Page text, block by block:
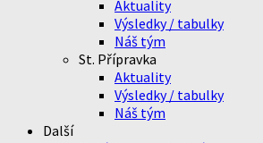
Aktuality
Výsledky / tabulky
Náš tým
St. Přípravka
Aktuality
Výsledky / tabulky
Náš tým
Další